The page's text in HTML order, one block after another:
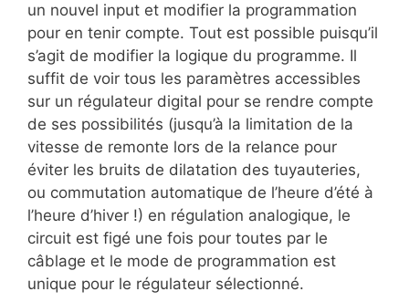
un nouvel input et modifier la programmation
pour en tenir compte. Tout est possible puisqu’il
s’agit de modifier la logique du programme. Il
suffit de voir tous les paramètres accessibles
sur un régulateur digital pour se rendre compte
de ses possibilités (jusqu’à la limitation de la
vitesse de remonte lors de la relance pour
éviter les bruits de dilatation des tuyauteries,
ou commutation automatique de l’heure d’été à
l’heure d’hiver !) en régulation analogique, le
circuit est figé une fois pour toutes par le
câblage et le mode de programmation est
unique pour le régulateur sélectionné.